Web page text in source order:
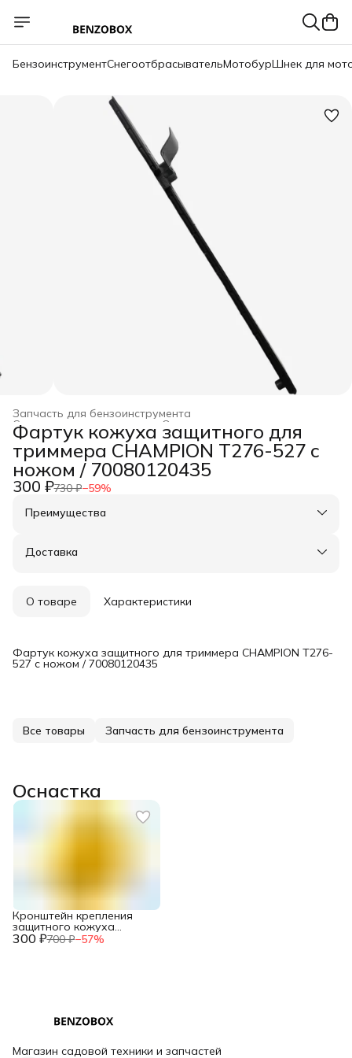
БензоинструментСнегоотбрасывательМотобурШнек для
Запчасть для бензоинструмента
Оснастка для инструмента
Строительство и ремонт
Главная ›
Фартук кожуха защитного для
триммера CHAMPION T276-527 с
ножом / 70080120435
300 ₽730 ₽−59%
Преимущества
Оплата частями в Сплит
Удобный возврат
Доставка
О товаре Характеристики
Фартук кожуха защитного для триммера CHAMPION T276-
527 с ножом / 70080120435
Все товары Запчасть для бензоинструмента
Оснастка
300 ₽700 ₽−57%
Кронштейн крепления
защитного кожуха
триммера
Магазин садовой техники и запчастей